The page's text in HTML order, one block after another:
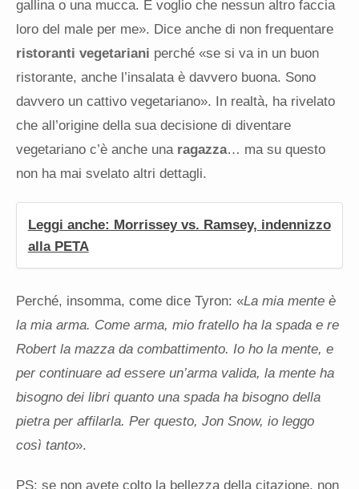
gallina o una mucca. E voglio che nessun altro faccia
loro del male per me». Dice anche di non frequentare
ristoranti vegetariani perché «se si va in un buon
ristorante, anche l’insalata è davvero buona. Sono
davvero un cattivo vegetariano». In realtà, ha rivelato
che all’origine della sua decisione di diventare
vegetariano c’è anche una ragazza… ma su questo
non ha mai svelato altri dettagli.
Leggi anche: Morrissey vs. Ramsey, indennizzo
alla PETA
Perché, insomma, come dice Tyron: «La mia mente è
la mia arma. Come arma, mio fratello ha la spada e re
Robert la mazza da combattimento. Io ho la mente, e
per continuare ad essere un’arma valida, la mente ha
bisogno dei libri quanto una spada ha bisogno della
pietra per affilarla. Per questo, Jon Snow, io leggo
così tanto».
PS: se non avete colto la bellezza della citazione, non